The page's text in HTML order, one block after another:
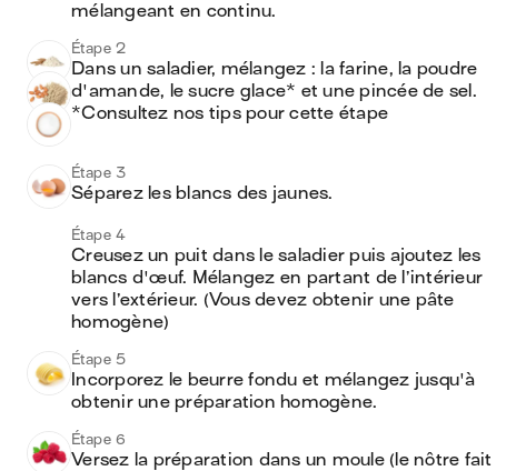
mélangeant en continu.
Étape 2
Dans un saladier, mélangez : la farine, la poudre
d'amande, le sucre glace* et une pincée de sel.
*Consultez nos tips pour cette étape
Étape 3
Séparez les blancs des jaunes.
Étape 4
Creusez un puit dans le saladier puis ajoutez les
blancs d'œuf. Mélangez en partant de l’intérieur
vers l’extérieur. (Vous devez obtenir une pâte
homogène)
Étape 5
Incorporez le beurre fondu et mélangez jusqu'à
obtenir une préparation homogène.
Étape 6
Versez la préparation dans un moule (le nôtre fait